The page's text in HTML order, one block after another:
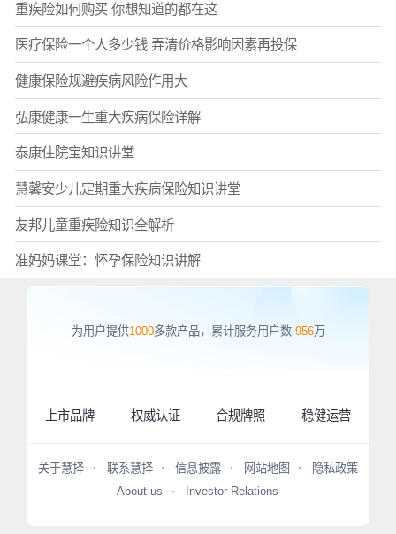
重疾险如何购买 你想知道的都在这
医疗保险一个人多少钱 弄清价格影响因素再投保
健康保险规避疾病风险作用大
弘康健康一生重大疾病保险详解
泰康住院宝知识讲堂
慧馨安少儿定期重大疾病保险知识讲堂
友邦儿童重疾险知识全解析
准妈妈课堂：怀孕保险知识讲解
为用户提供1000多款产品，累计服务用户数 956万
上市品牌 权威认证 合规牌照 稳健运营
关于慧择 联系慧择 信息披露 网站地图
隐私政策
About us
Investor Relations